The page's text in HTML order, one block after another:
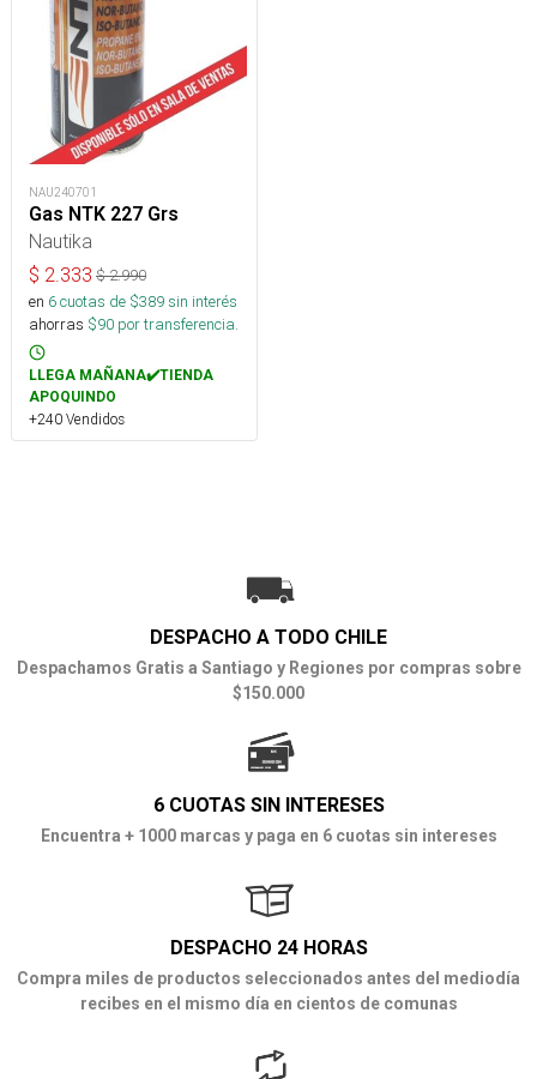
NAU240701
Gas NTK 227 Grs
Nautika
$ 2.333 $2.990
en 6cuotas de $389sin interés
ahorras $90 por transferencia.
LLEGA MAÑANA✔️TIENDA
APOQUINDO
+240 Vendidos
DESPACHO A TODO CHILE
Despachamos Gratis a Santiago y Regiones por compras sobre
$150.000
6 CUOTAS SIN INTERESES
Encuentra + 1000 marcas y paga en 6 cuotas sin intereses
DESPACHO 24 HORAS
Compra miles de productos seleccionados antes del mediodía
recibes en el mismo día en cientos de comunas